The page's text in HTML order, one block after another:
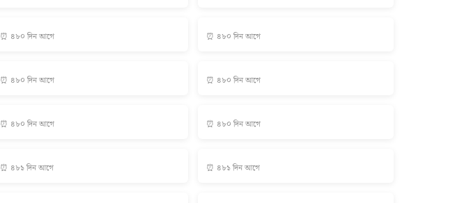
⏰ ৪৮০ দিন আগে ⏰ ৪৮০ দিন আগে
⏰ ৪৮০ দিন আগে ⏰ ৪৮০ দিন আগে
⏰ ৪৮০ দিন আগে ⏰ ৪৮০ দিন আগে
⏰ ৪৮১ দিন আগে ⏰ ৪৮১ দিন আগে